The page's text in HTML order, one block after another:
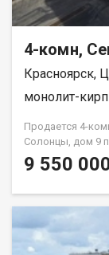
4-комн,
Красноярск,
монолит-
Продается 4-
Солонцы, дом 9
Центральный
этажность.
игровые и
автопарковок
9 550